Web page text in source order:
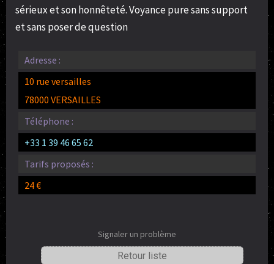
sérieux et son honnêteté. Voyance pure sans support
et sans poser de question
Adresse :
10 rue versailles
78000 VERSAILLES
Téléphone :
+33 1 39 46 65 62
Tarifs proposés :
24 €
Signaler un problème
Retour liste